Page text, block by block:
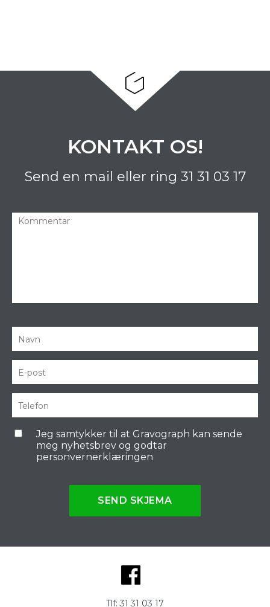
KONTAKT OS!
Send en mail eller ring 31 31 03 17
Jeg samtykker til at Gravograph kan sende
meg nyhetsbrev og godtar
personvernerklæringen
SEND SKJEMA
Tlf: 31 31 03 17